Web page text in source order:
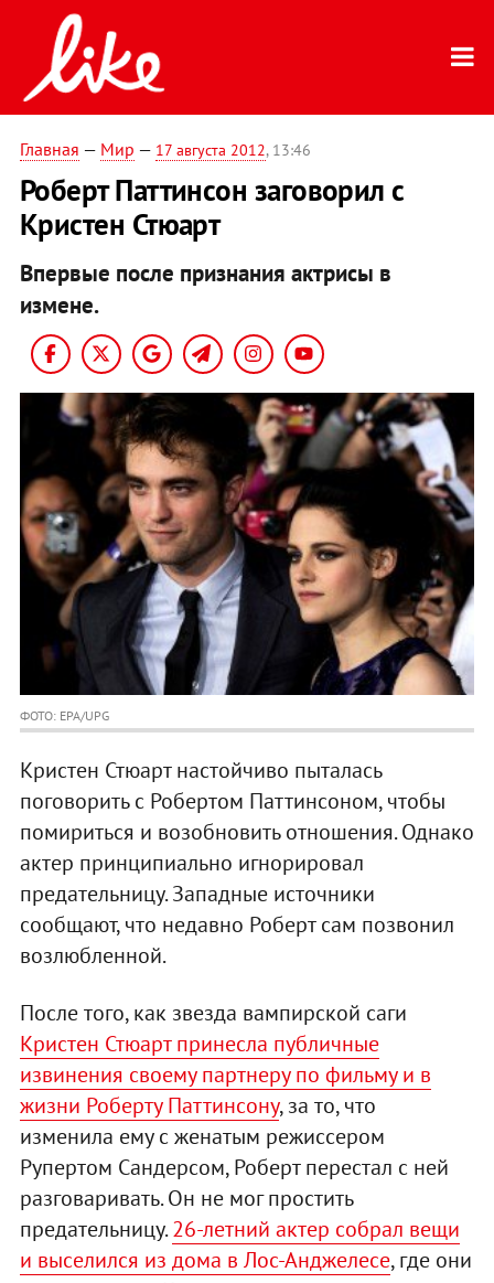
Главная — Мир — 17 августа 2012, 13:46
Роберт Паттинсон заговорил с
Кристен Стюарт
Впервые после признания актрисы в
измене.
ФОТО: EPA/UPG
Кристен Стюарт настойчиво пыталась
поговорить с Робертом Паттинсоном, чтобы
помириться и возобновить отношения. Однако
актер принципиально игнорировал
предательницу. Западные источники
сообщают, что недавно Роберт сам позвонил
возлюбленной.
После того, как звезда вампирской саги
Кристен Стюарт принесла публичные
извинения своему партнеру по фильму и в
жизни Роберту Паттинсону, за то, что
изменила ему с женатым режиссером
Рупертом Сандерсом, Роберт перестал с ней
разговаривать. Он не мог простить
предательницу.26-летний актер собрал вещи
и выселился из дома в Лос-Анджелесе, где они